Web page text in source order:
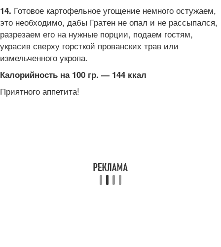
14. Готовое картофельное угощение немного остужаем,
это необходимо, дабы Гратен не опал и не рассыпался,
разрезаем его на нужные порции, подаем гостям,
украсив сверху горсткой прованских трав или
измельченного укропа.
Калорийность на 100 гр. — 144 ккал
Приятного аппетита!